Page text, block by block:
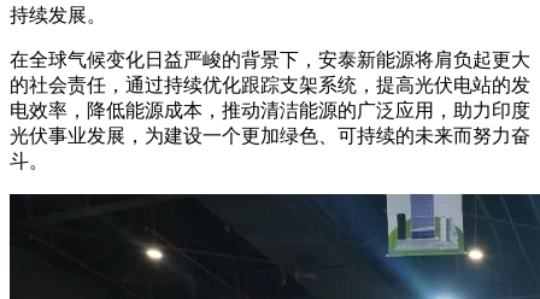
持续发展。
在全球气候变化日益严峻的背景下，安泰新能源将肩负起更大
的社会责任，通过持续优化跟踪支架系统，提高光伏电站的发
电效率，降低能源成本，推动清洁能源的广泛应用，助力印度
光伏事业发展，为建设一个更加绿色、可持续的未来而努力奋
斗。